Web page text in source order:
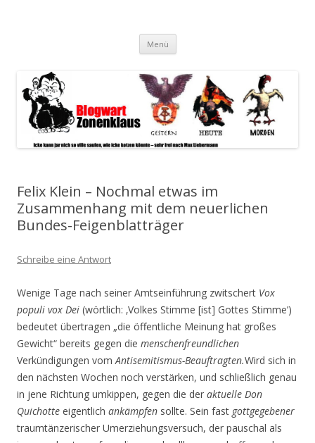
spiegeln im wesentlichen den Gesundheitszustand dieser unserer
Menü Zum
springen
Felix Klein – Nochmal etwas im
Zusammenhang mit dem neuerlichen
Bundes-Feigenblatträger
Schreibe eine Antwort
Wenige Tage nach seiner Amtseinführung zwitschert Vox
populi vox Dei (wörtlich: ‚Volkes Stimme [ist] Gottes Stimme’)
bedeutet übertragen „die öffentliche Meinung hat großes
Gewicht“ bereits gegen die menschenfreundlichen
Verkündigungen vom Antisemitismus-Beauftragten.Wird sich in
den nächsten Wochen noch verstärken, und schließlich genau
in jene Richtung umkippen, gegen die der aktuelle Don
Quichotte eigentlich ankämpfen sollte. Sein fast gottgegebener
traumtänzerischer Umerziehungsversuch, der pauschal als